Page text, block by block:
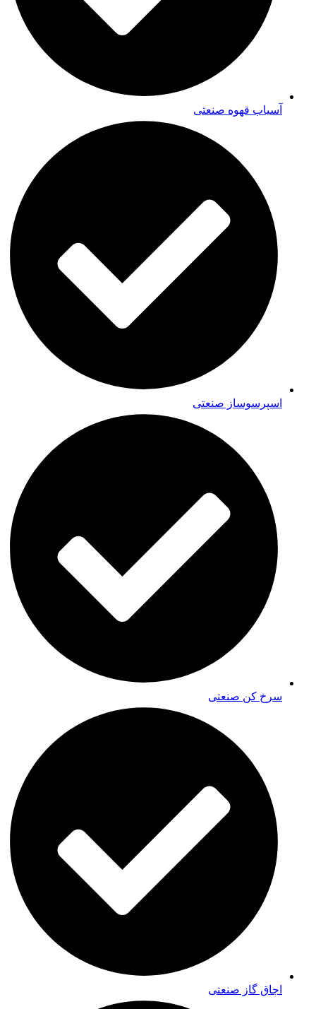
آسیاب قهوه صنعتی
اسپرسوساز صنعتی
سرخ کن صنعتی
اجاق گاز صنعتی